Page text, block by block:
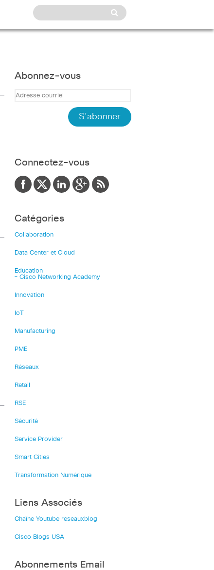
Abonnez-vous
Connectez-vous
Catégories
Collaboration
Data Center et Cloud
Education
– Cisco Networking Academy
Innovation
IoT
Manufacturing
PME
Réseaux
Retail
RSE
Sécurité
Service Provider
Smart Cities
Transformation Numérique
Liens Associés
Chaîne Youtube reseauxblog
Cisco Blogs USA
Abonnements Email